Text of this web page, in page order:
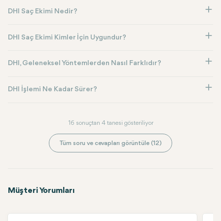
DHI Saç Ekimi Nedir?
DHI Saç Ekimi Kimler İçin Uygundur?
DHI, Geleneksel Yöntemlerden Nasıl Farklıdır?
DHI İşlemi Ne Kadar Sürer?
16 sonuçtan 4 tanesi gösteriliyor
Tüm soru ve cevapları görüntüle (12)
Müşteri Yorumları